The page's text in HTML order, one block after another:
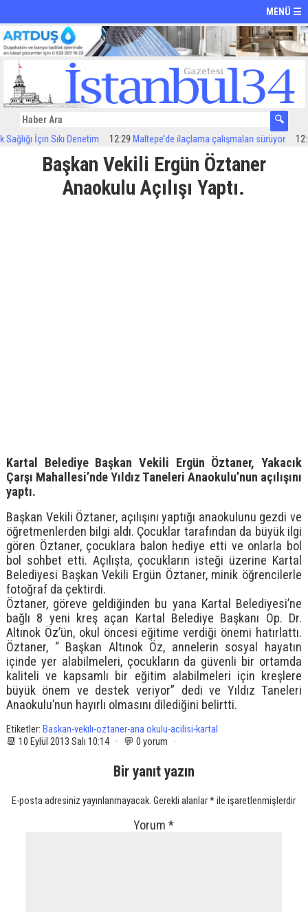
MENÜ ☰
İçin Sıkı Denetim 12:29 Maltepe’de ilaçlama çalışmaları sürüyor 12:24
Başkan Vekili Ergün Öztaner
Anaokulu Açılışı Yaptı.
Kartal Belediye Başkan Vekili Ergün Öztaner, Yakacık
Çarşı Mahallesi’nde Yıldız Taneleri Anaokulu’nun açılışını
yaptı.
Başkan Vekili Öztaner, açılışını yaptığı anaokulunu gezdi ve
öğretmenlerden bilgi aldı. Çocuklar tarafından da büyük ilgi
gören Öztaner, çocuklara balon hediye etti ve onlarla bol
bol sohbet etti. Açılışta, çocukların isteği üzerine Kartal
Belediyesi Başkan Vekili Ergün Öztaner, minik öğrencilerle
fotoğraf da çektirdi.
Öztaner, göreve geldiğinden bu yana Kartal Belediyesi’ne
bağlı 8 yeni kreş açan Kartal Belediye Başkanı Op. Dr.
Altınok Öz’ün, okul öncesi eğitime verdiği önemi hatırlattı.
Öztaner, “ Başkan Altınok Öz, annelerin sosyal hayatın
içinde yer alabilmeleri, çocukların da güvenli bir ortamda
kaliteli ve kapsamlı bir eğitim alabilmeleri için kreşlere
büyük önem ve destek veriyor” dedi ve Yıldız Taneleri
Anaokulu’nun hayırlı olmasını dilediğini belirtti.
Etiketler: Baskan-vekılı-oztaner-ana okulu-acilisi-kartal
📆 10 Eylül 2013 Salı 10:14 · 💬 0 yorum ·
Bir yanıt yazın
E-posta adresiniz yayınlanmayacak. Gerekli alanlar*ile işaretlenmişlerdir
Yorum*